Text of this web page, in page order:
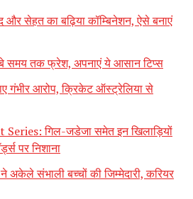
और सेहत का बढ़िया कॉम्बिनेशन, ऐसे बनाएं
समय तक फ्रेश, अपनाएं ये आसान टिप्स
गंभीर आरोप, क्रिकेट ऑस्ट्रेलिया से
गिल-जडेजा समेत इन खिलाड़ियों
पर निशाना
संभाली बच्चों की जिम्मेदारी, करियर